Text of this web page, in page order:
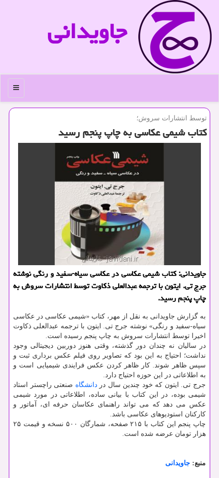
جاویدانی
منو
توسط انتشارات سروش؛
كتاب شیمی عكاسی به چاپ پنجم رسید
جاویدانی: كتاب شیمی عكاسی در عكاسی سیاه-سفید و رنگی نوشته
جرج تی. ایتون با ترجمه عبدالعلی ذكاوت توسط انتشارات سروش به
چاپ پنجم رسید.
به گزارش جاویدانی به نقل از مهر، کتاب «شیمی عکاسی در عکاسی
سیاه-سفید و رنگی» نوشته جرج تی. ایتون با ترجمه عبدالعلی ذکاوت
اخیرا توسط انتشارات سروش به چاپ پنجم رسیده است.
در سالیان نه چندان دور گذشته، وقتی هنوز دوربین دیجیتالی وجود
نداشت؛ احتیاج به این بود که تصاویر روی فیلم عکس برداری ثبت و
سپس ظاهر شوند. کار ظاهر کردن عکس فرایندی شیمیایی است و
به اطلاعاتی در این حوزه احتیاج دارد.
جرج تی. ایتون که خود چندین سال دردانشگاه صنعتی راچستر استاد
شیمی بوده، در این کتاب با بیانی ساده، اطلاعاتی در مورد شیمی
عکس می دهد که می تواند راهنمای عکاسان حرفه ای، آماتور و
کارکنان استودیوهای عکاسی باشد.
چاپ پنجم این کتاب با ۲۱۵ صفحه، شمارگان ۵۰۰ نسخه و قیمت ۲۵
هزار تومان عرضه شده است.
منبع: جاویدانی